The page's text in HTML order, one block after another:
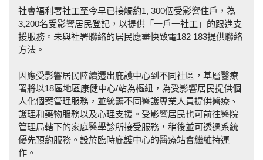
社會福利署社工至今早已接觸約1, 300個受影響住戶，為
3,200名受影響居民登記，以提供「一戶一社工」的跟進支
援服務。未與社署聯絡的居民應盡快致電182 183提供聯絡
方法。
因應受影響居民陸續遷出庇護中心到不同社區，基層醫療
署將以18區地區康健中心/站為樞紐，為受影響居民提供個
人化個案管理服務，並統籌不同醫護專業人員提供醫療、
護理和藥物服務以及心理支援。受影響居民也可前往醫院
管理局轄下的家庭醫學診所接受服務，稍後並可透過系統
優先預約服務。設於臨時庇護中心的醫療站會繼維持運
作。